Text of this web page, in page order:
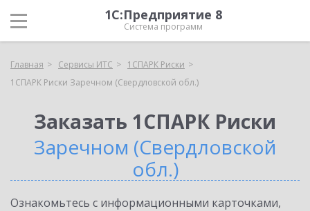
1С:Предприятие 8
Система программ
Главная Сервисы ИТС
1СПАРК Риски
1СПАРК Риски Заречном (Свердловской обл.)
Заказать 1СПАРК Риски
Заречном (Свердловской
обл.)
Ознакомьтесь с информационными карточками,